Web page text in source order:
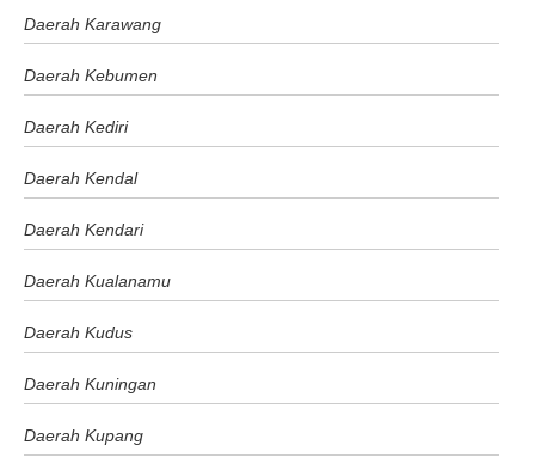
Daerah Karawang
Daerah Kebumen
Daerah Kediri
Daerah Kendal
Daerah Kendari
Daerah Kualanamu
Daerah Kudus
Daerah Kuningan
Daerah Kupang